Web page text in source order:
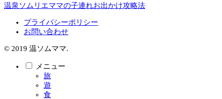
温泉ソムリエママの子連れお出かけ攻略法
プライバシーポリシー
お問い合わせ
© 2019 温ソムママ.
メニュー
旅
遊
食